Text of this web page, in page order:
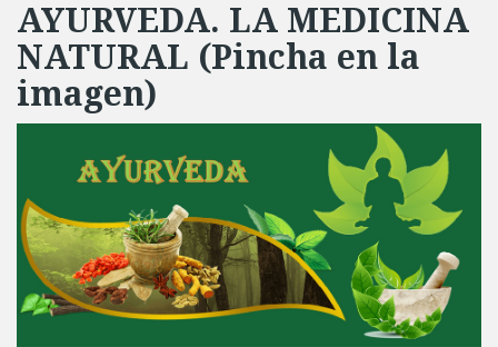
AYURVEDA. LA MEDICINA
NATURAL (Pincha en la
imagen)